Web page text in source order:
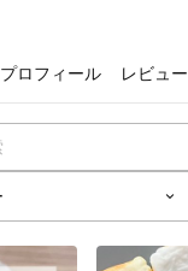
プロフィール レビュー